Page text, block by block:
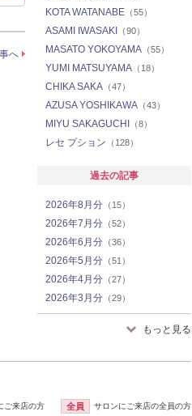
へ
KOTA WATANABE （55）
ASAMI IWASAKI （90）
MASATO YOKOYAMA （55）
YUMI MATSUYAMA （18）
CHIKA SAKA （47）
AZUSA YOSHIKAWA （43）
MIYU SAKAGUCHI （8）
レセ プション （128）
過去の記事
2026年8月分 （15）
2026年7月分 （52）
2026年6月分 （36）
2026年5月分 （51）
2026年4月分 （27）
2026年3月分 （29）
2026年2月分（15）
（24）
2025年9月分（24）
もっと見る
ご来店の方 全員 サロンにご来店の全員の方